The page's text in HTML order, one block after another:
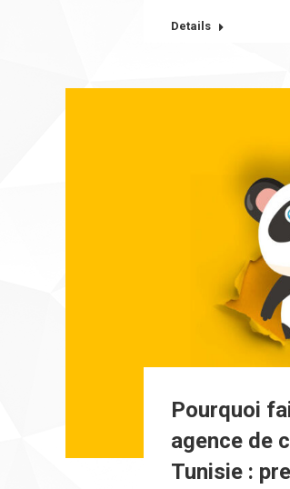
Details
Pourquoi
agence de
Tunisie :